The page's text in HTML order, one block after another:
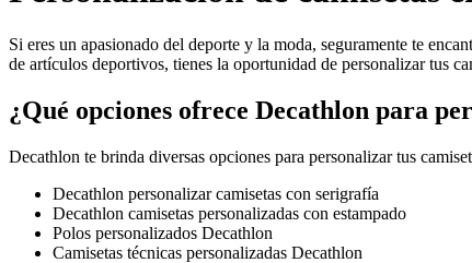
Si eres un apasionado del deporte y la moda, seguramente te
de artículos deportivos, tienes la oportunidad de personalizar tus
¿Qué opciones ofrece Decathlon para
Decathlon te brinda diversas opciones para personalizar tus
Decathlon personalizar camisetas con serigrafía
Decathlon camisetas personalizadas con estampado
Polos personalizados Decathlon
Camisetas técnicas personalizadas Decathlon